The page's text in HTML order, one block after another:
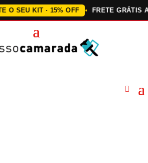
KIT · 15% OFF FRETE GRÁTIS